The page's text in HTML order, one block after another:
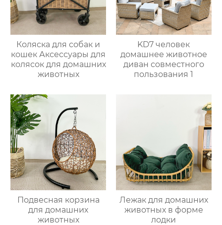
Коляска для собак и
кошек Аксессуары для
колясок для домашних
животных
KD7 человек
домашнее животное
диван совместного
пользования 1
Подвесная корзина
для домашних
животных
Лежак для домашних
животных в форме
лодки